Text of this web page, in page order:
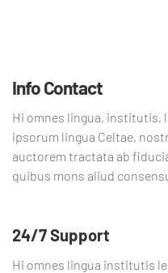
Info Contact
Hi omnes lingua, institutis,
ipsorum lingua Celtae,
auctorem tractata ab
quibus mons aliud
24/7 Support
Hi omnes lingua institutis